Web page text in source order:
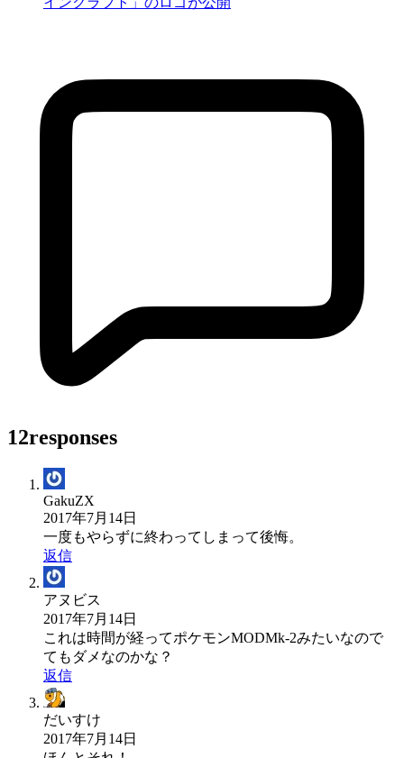
12responses
GakuZX
2017年7月14日
一度もやらずに終わってしまって後悔。
返信
アヌビス
2017年7月14日
これは時間が経ってポケモンMODMk-2みたいなので
てもダメなのかな？
返信
だいすけ
2017年7月14日